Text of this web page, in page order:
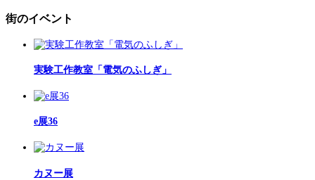
街のイベント
実験工作教室「電気のふしぎ」
e展36
カヌー展